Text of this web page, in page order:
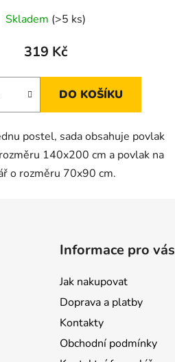
Skladem (>5 ks)
319 Kč
DO KOŠÍKU
postel, sada obsahuje povlak
140x200 cm a povlak na
o rozměru 70x90 cm.
Informace pro vás
Jak nakupovat
Doprava a platby
Kontakty
Obchodní podmínky